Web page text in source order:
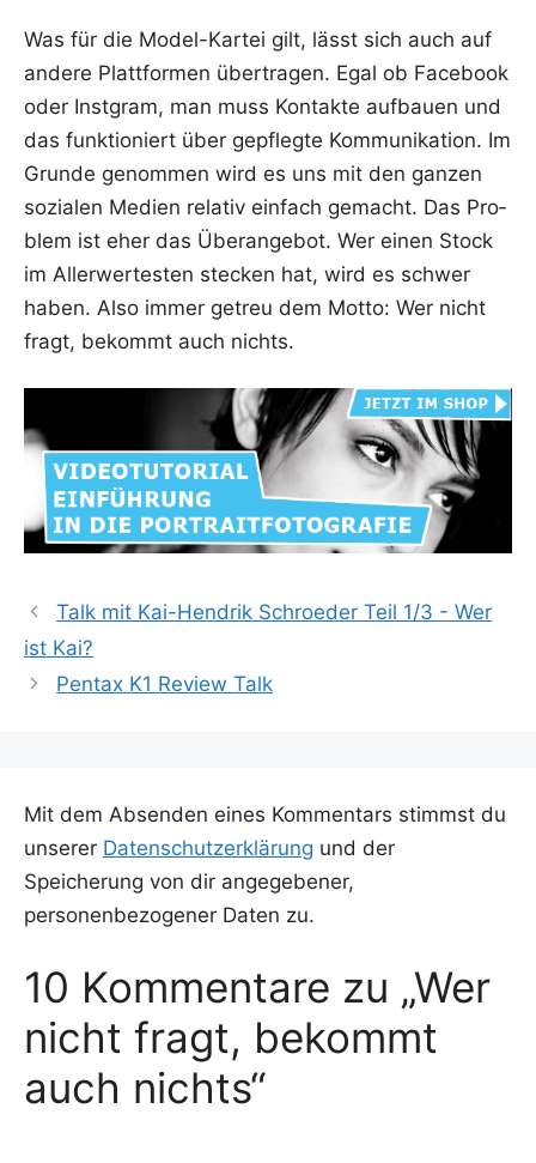
Was für die Model-Kar­tei gilt, lässt sich auch auf
ande­re Platt­for­men über­tra­gen. Egal ob Face­book
oder Inst­gram, man muss Kon­tak­te auf­bau­en und
das funk­tio­niert über gepfleg­te Kom­mu­ni­ka­ti­on. Im
Grun­de genom­men wird es uns mit den gan­zen
sozia­len Medi­en rela­tiv ein­fach gemacht. Das Pro­
blem ist eher das Über­an­ge­bot. Wer einen Stock
im Aller­wer­tes­ten ste­cken hat, wird es schwer
haben. Also immer getreu dem Mot­to: Wer nicht
fragt, bekommt auch nichts.
Talk mit Kai-Hendrik Schroeder Teil 1/3 - Wer
ist Kai?
Pentax K1 Review Talk
Mit dem Absenden eines Kommentars stimmst du
unserer Datenschutzerklärung und der
Speicherung von dir angegebener,
personenbezogener Daten zu.
10 Kommentare zu „Wer
nicht fragt, bekommt
auch nichts“